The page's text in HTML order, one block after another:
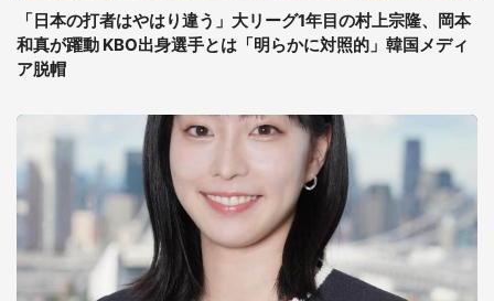
「日本の打者はやはり違う」大リーグ1年目の村上宗隆、岡本
和真が躍動 KBO出身選手とは「明らかに対照的」韓国メディ
ア脱帽